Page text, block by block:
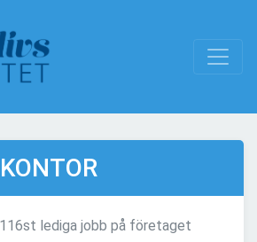
lediga jobb på företaget